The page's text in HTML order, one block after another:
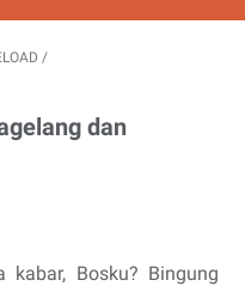
/
dan
kabar, Bosku? Bingung